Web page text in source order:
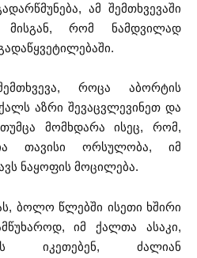
ამ შემთხვევაში
რომ ნამდვილად
როცა აბორტის
აზრი შევაცვლევინეთ და
თუმცა მომხდარა ისეც, რომ,
თავისი ორსულობა, იმ
ნაყოფის მოცილება.
ბოლო წლებში ისეთი ხშირი
იმ ქალთა ასაკი,
იკეთებენ, ძალიან